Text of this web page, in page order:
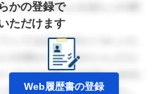
かの登録で
ただけます
Web履歴書の登録